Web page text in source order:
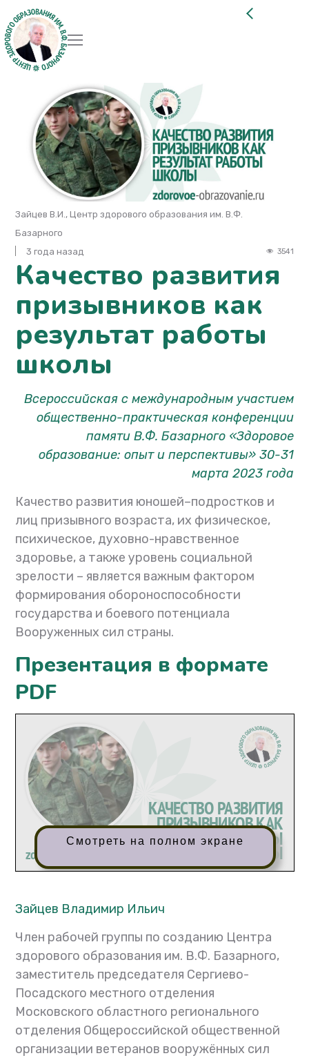
Зайцев В.И., Центр здорового образования им. В.Ф.
Базарного
3 года назад
3541
Качество развития
призывников как
результат работы
школы
Всероссийская с международным участием
общественно-практическая конференции
памяти В.Ф. Базарного «Здоровое
образование: опыт и перспективы» 30-31
марта 2023 года
Качество развития юношей–подростков и
лиц призывного возраста, их физическое,
психическое, духовно-нравственное
здоровье, а также уровень социальной
зрелости – является важным фактором
формирования обороноспособности
государства и боевого потенциала
Вооруженных сил страны.
Презентация в формате
PDF
Смотреть на полном экране
Зайцев Владимир Ильич
Член рабочей группы по созданию Центра
здорового образования им. В.Ф. Базарного,
заместитель председателя Сергиево-
Посадского местного отделения
Московского областного регионального
отделения Общероссийской общественной
организации ветеранов вооружённых сил